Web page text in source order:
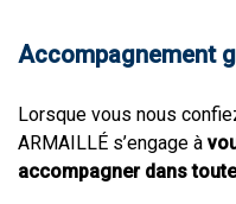
Accompagnement
Lorsque vous nous
ARMAILLÉ s’engage à
accompagner dans